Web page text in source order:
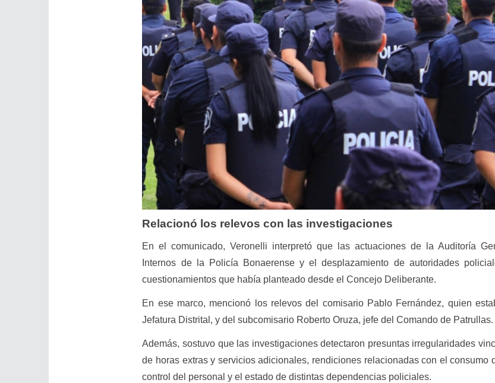
Relacionó los relevos con las investigaciones
En el comunicado, Veronelli interpretó que las actuaciones de la Auditoría
Internos de la Policía Bonaerense y el desplazamiento de autoridades
cuestionamientos que había planteado desde el Concejo Deliberante.
En ese marco, mencionó los relevos del comisario Pablo Fernández, quien
Jefatura Distrital, y del subcomisario Roberto Oruza, jefe del Comando de Patrullas.
Además, sostuvo que las investigaciones detectaron presuntas irregularidades
de horas extras y servicios adicionales, rendiciones relacionadas con el consumo
control del personal y el estado de distintas dependencias policiales.